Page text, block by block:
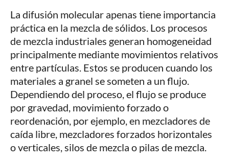
La difusión molecular apenas tiene importancia
práctica en la mezcla de sólidos. Los procesos
de mezcla industriales generan homogeneidad
principalmente mediante movimientos relativos
entre partículas. Estos se producen cuando los
materiales a granel se someten a un flujo.
Dependiendo del proceso, el flujo se produce
por gravedad, movimiento forzado o
reordenación, por ejemplo, en mezcladores de
caída libre, mezcladores forzados horizontales
o verticales, silos de mezcla o pilas de mezcla.